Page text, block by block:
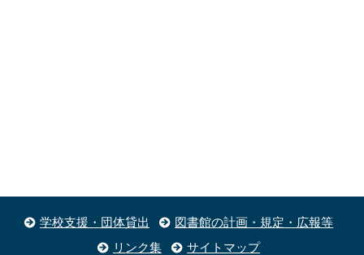
学校支援・団体貸出
図書館の計画・規定・広報等
リンク集
サイトマップ